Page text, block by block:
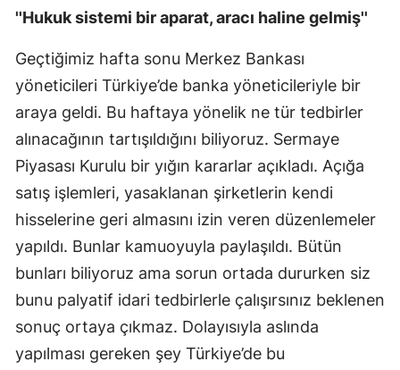
''Hukuk sistemi bir aparat, aracı haline gelmiş''
Geçtiğimiz hafta sonu Merkez Bankası
yöneticileri Türkiye’de banka yöneticileriyle bir
araya geldi. Bu haftaya yönelik ne tür tedbirler
alınacağının tartışıldığını biliyoruz. Sermaye
Piyasası Kurulu bir yığın kararlar açıkladı. Açığa
satış işlemleri, yasaklanan şirketlerin kendi
hisselerine geri almasını izin veren düzenlemeler
yapıldı. Bunlar kamuoyuyla paylaşıldı. Bütün
bunları biliyoruz ama sorun ortada dururken siz
bunu palyatif idari tedbirlerle çalışırsınız beklenen
sonuç ortaya çıkmaz. Dolayısıyla aslında
yapılması gereken şey Türkiye’de bu